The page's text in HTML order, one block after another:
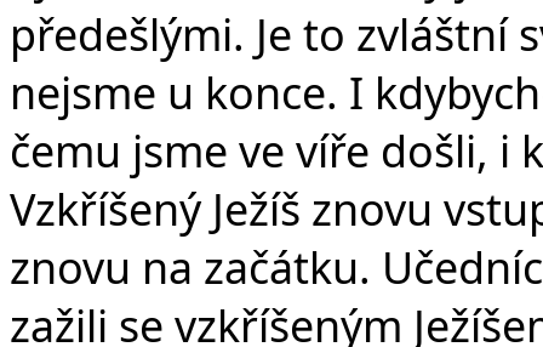
předešlými. Je to zvláštní
nejsme u konce. I
čemu jsme ve víře došli, i
Vzkříšený Ježíš znovu
znovu na začátku.
zažili se vzkříšeným